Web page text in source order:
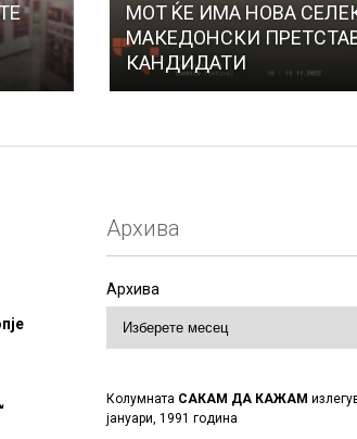
МОТ ЌЕ ИМА НОВА
МАКЕДОНСКИ
КАНДИДАТИ
Архива
Архива
Колумната САКАМ ДА КАЖАМ
јануари, 1991 година